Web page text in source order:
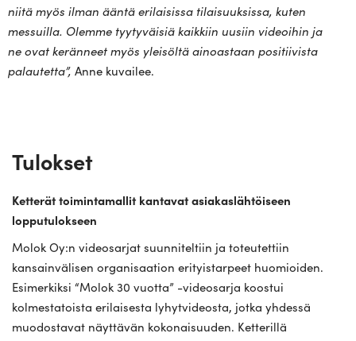
niitä myös ilman ääntä eri­lai­sissa tilai­suuk­sissa, kuten
mes­suilla. Olemme tyy­ty­väisiä kaikkiin uusiin videoihin ja
ne ovat keränneet myös ylei­söltä ainoastaan posi­tii­vista
palau­tetta”, Anne kuvailee.
Tulokset
Ketterät toimintamallit kantavat asiakaslähtöiseen
lopputulokseen
Molok Oy:n videosarjat suunniteltiin ja toteutettiin
kansainvälisen organisaation erityistarpeet huomioiden.
Esimerkiksi “Molok 30 vuotta” -videosarja koostui
kolmestatoista erilaisesta lyhytvideosta, jotka yhdessä
muodostavat näyttävän kokonaisuuden. Ketterillä